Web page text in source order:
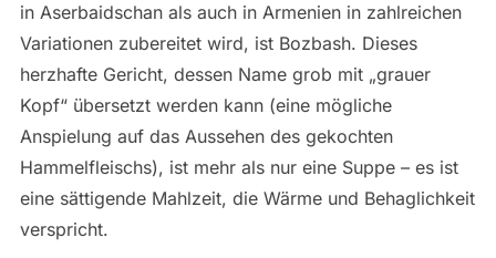
in Aserbaidschan als auch in Armenien in zahlreichen
Variationen zubereitet wird, ist Bozbash. Dieses
herzhafte Gericht, dessen Name grob mit „grauer
Kopf“ übersetzt werden kann (eine mögliche
Anspielung auf das Aussehen des gekochten
Hammelfleischs), ist mehr als nur eine Suppe – es ist
eine sättigende Mahlzeit, die Wärme und Behaglichkeit
verspricht.